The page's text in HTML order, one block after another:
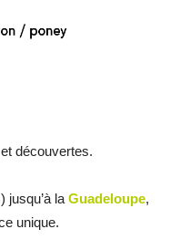
découvertes.
jusqu’à laGuadeloupe,
unique.